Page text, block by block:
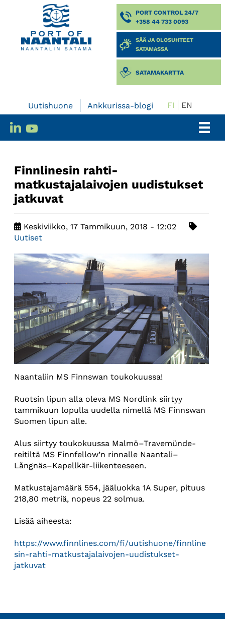
PORT CONTROL 24/7
+358 44 733 0093
SÄÄ JA OLOSUHTEET
SATAMASSA
SATAMAKARTTA
Uutishuone Ankkurissa-blogi FI EN
Finnlinesin rahti-
matkustajalaivojen uudistukset
jatkuvat
Keskiviikko, 17 Tammikuun, 2018 - 12:02
Uutiset
Naantaliin MS Finnswan toukokuussa!
Ruotsin lipun alla oleva MS Nordlink siirtyy
tammikuun lopulla uudella nimellä MS Finnswan
Suomen lipun alle.
Alus siirtyy toukokuussa Malmö–Travemünde-
reitiltä MS Finnfellow’n rinnalle Naantali–
Långnäs–Kapellkär-liikenteeseen.
Matkustajamäärä 554, jääluokka 1A Super, pituus
218,80 metriä, nopeus 22 solmua.
Lisää aiheesta:
https://www.finnlines.com/fi/uutishuone/finnline
sin-rahti-matkustajalaivojen-uudistukset-
jatkuvat